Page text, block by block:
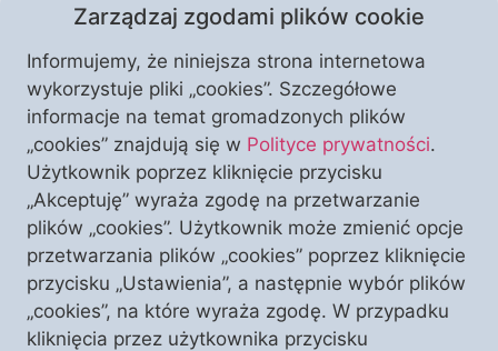
Nowo utworzony Klub „Polonia Christiana” w stolicy
lubuskiego zaprasza na kolejne ciekawe spotkanie!
Tym razem naszym prelegentem będzie znany
dziennikarz śledczy i komentator polityczny Witold
Gadowski. W swoim wystąpieniu odniesie się m.in.
do bieżącej sytuacji „pandemicznej” i szykowanych
przez rząd nowych obostrzeń. Serdecznie
zapraszamy do na spotkanie i poinformowania o nim
Zarządzaj zgodami plików cookie
Informujemy, że niniejsza strona internetowa
wykorzystuje pliki „cookies”. Szczegółowe
informacje na temat gromadzonych plików
„cookies” znajdują się w Polityce prywatności.
Użytkownik poprzez kliknięcie przycisku
„Akceptuję” wyraża zgodę na przetwarzanie
plików „cookies”. Użytkownik może zmienić opcje
przetwarzania plików „cookies” poprzez kliknięcie
przycisku „Ustawienia”, a następnie wybór plików
„cookies”, na które wyraża zgodę. W przypadku
kliknięcia przez użytkownika przycisku